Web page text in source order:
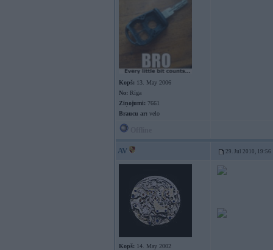
Kopš: 13. May 2006
No: Rīga
Ziņojumi: 7661
Braucu ar: velo
AV 29. Jul 2010, 19:56
Kopš: 14. May 2002